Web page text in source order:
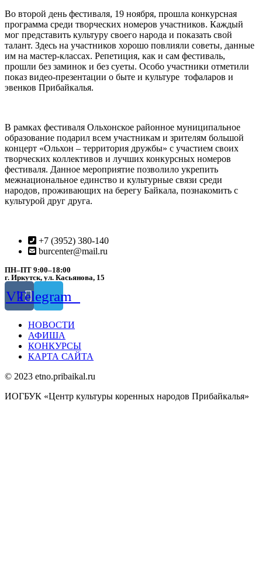
Во второй день фестиваля, 19 ноября, прошла конкурсная
программа среди творческих номеров участников. Каждый
мог представить культуру своего народа и показать свой
талант. Здесь на участников хорошо повлияли советы, данные
им на мастер-классах. Репетиция, как и сам фестиваль,
прошли без заминок и без суеты. Особо участники отметили
показ видео-презентации о быте и культуре тофаларов и
эвенков Прибайкалья.
В рамках фестиваля Ольхонское районное муниципальное
образование подарил всем участникам и зрителям большой
концерт «Ольхон – территория дружбы» с участием своих
творческих коллективов и лучших конкурсных номеров
фестиваля. Данное мероприятие позволило укрепить
межнациональное единство и культурные связи среди
народов, проживающих на берегу Байкала, познакомить с
культурой друг друга.
+7 (3952) 380-140
burcenter@mail.ru
ПН–ПТ 9:00–18:00
г. Иркутск, ул. Касьянова, 15
VkTelegram
НОВОСТИ
АФИША
КОНКУРСЫ
КАРТА САЙТА
© 2023 etno.pribaikal.ru
ИОГБУК «Центр культуры коренных народов Прибайкалья»